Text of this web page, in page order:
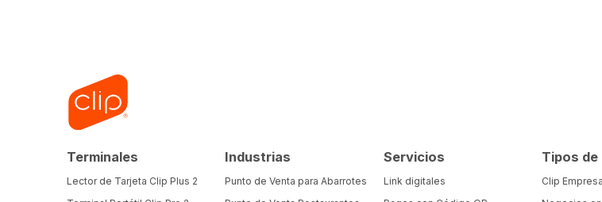
Terminales
Lector de Tarjeta Clip Plus 2
Industrias
Punto de Venta para Abarrotes
Servicios
Link digitales
Tipos
Clip